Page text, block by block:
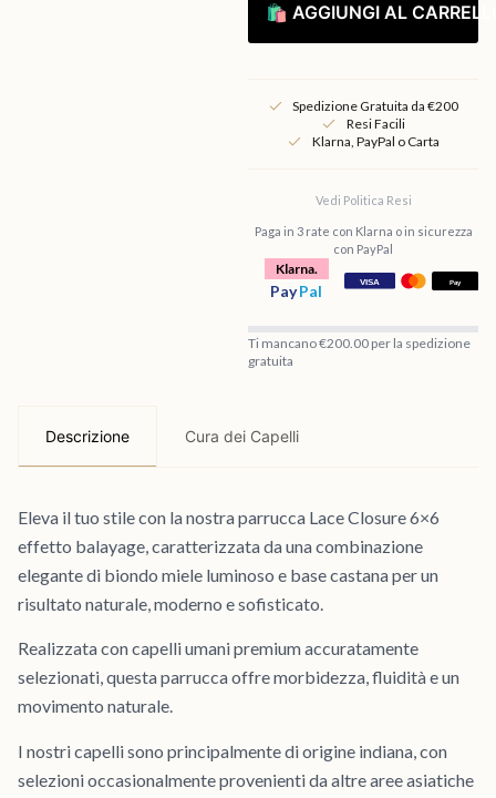
🛍 AGGIUNGI AL
Spedizione Gratuita da €200
Resi Facili
Klarna, PayPal o Carta
Vedi Politica Resi
Paga in 3 rate con Klarna o in sicurezza
con PayPal
Klarna.
PayPal
Ti mancano €200.00 per la spedizione
gratuita
Descrizione Cura dei Capelli
Eleva il tuo stile con la nostra parrucca Lace Closure 6×6
effetto balayage, caratterizzata da una combinazione
elegante di biondo miele luminoso e base castana per un
risultato naturale, moderno e sofisticato.
Realizzata con capelli umani premium accuratamente
selezionati, questa parrucca offre morbidezza, fluidità e un
movimento naturale.
I nostri capelli sono principalmente di origine indiana, con
selezioni occasionalmente provenienti da altre aree asiatiche